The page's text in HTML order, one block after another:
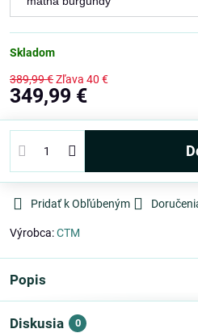
Skladom
389,99 €Zľava 40 €
349,99 €
Pridať k Obľúbeným
Výrobca:CTM
Popis
Diskusia 0